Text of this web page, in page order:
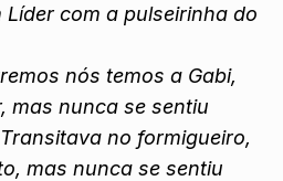
com a pulseirinha do
nós temos a Gabi,
mas nunca se sentiu
no formigueiro,
mas nunca se sentiu